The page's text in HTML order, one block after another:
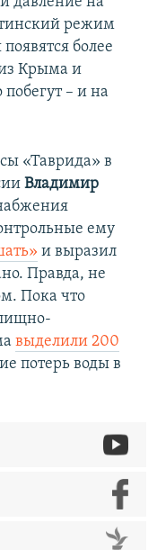
режим
более
Крыма и
побегут – и на
«Таврида» в
Владимир
ему
и выразил
Правда, не
Пока что
выделили 200
потерь воды в